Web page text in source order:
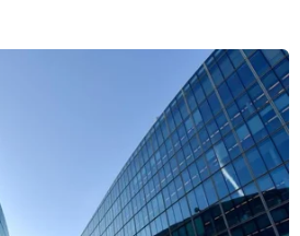
Nam giành chiến thắng đậm